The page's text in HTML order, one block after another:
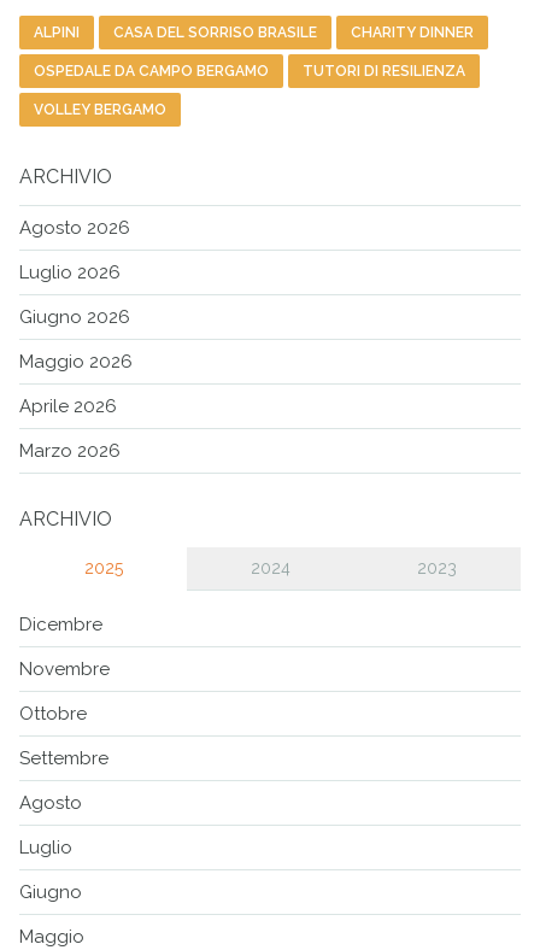
ALPINI CASA DEL SORRISO BRASILE CHARITY DINNER
OSPEDALE DA CAMPO BERGAMO TUTORI DI RESILIENZA
VOLLEY BERGAMO
ARCHIVIO
Agosto 2026
Luglio 2026
Giugno 2026
Maggio 2026
Aprile 2026
Marzo 2026
ARCHIVIO
2025 2024 2023
Dicembre
Novembre
Ottobre
Settembre
Agosto
Luglio
Giugno
Maggio